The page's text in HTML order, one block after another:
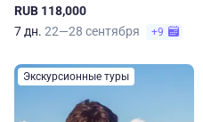
RUB 118,000
7 дн. 22—28 сентября +9
Экскурсионные туры